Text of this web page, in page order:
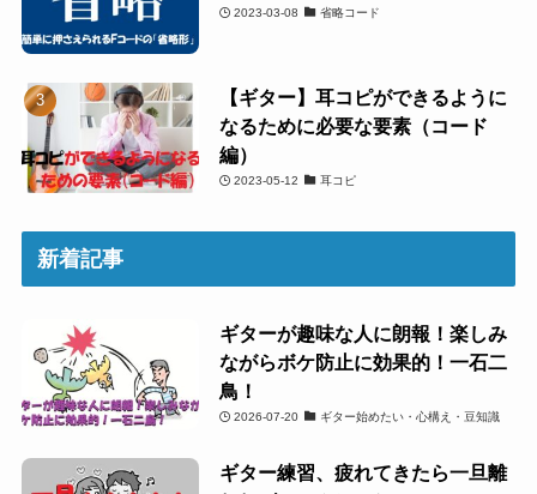
2023-03-08 省略コード
【ギター】耳コピができるように
なるために必要な要素（コード
編）
2023-05-12 耳コピ
新着記事
ギターが趣味な人に朗報！楽しみ
ながらボケ防止に効果的！一石二
鳥！
2026-07-20 ギター始めたい・心構え・豆知識
ギター練習、疲れてきたら一旦離